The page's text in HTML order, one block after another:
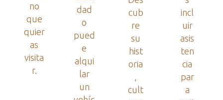
no
que
quier
as
visita
r.
dad
o
pued
e
alqui
lar
un
cub
re
su
hist
oria
cult
incl
uir
asis
ten
cia
par
a